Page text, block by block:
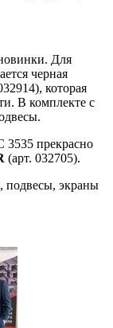
Для
черная
которая
В комплекте с
3535 прекрасно
(арт. 032705).
подвесы, экраны